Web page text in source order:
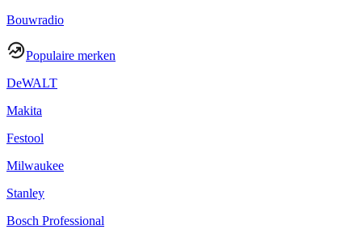
Bouwradio
Populaire merken
DeWALT
Makita
Festool
Milwaukee
Stanley
Bosch Professional